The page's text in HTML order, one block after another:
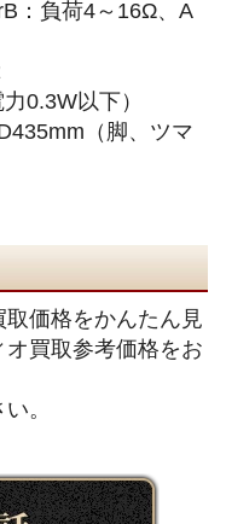
：負荷4～16Ω、A
0.3W以下）
（脚、ツマ
価格をかんたん見
買取参考価格をお
。